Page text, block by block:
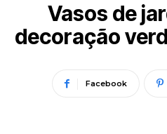
Vasos de
decoração
Facebook